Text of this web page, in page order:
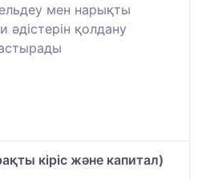
мен нарықты
қолдану
кіріс және капитал)